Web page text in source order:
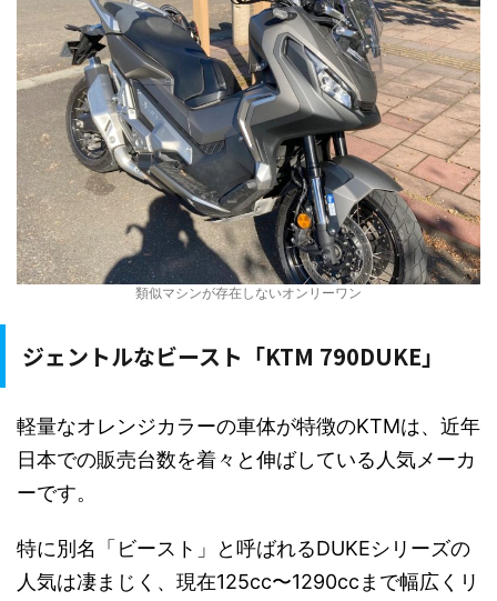
類似マシンが存在しないオンリーワン
ジェントルなビースト「KTM 790DUKE」
軽量なオレンジカラーの車体が特徴のKTMは、近年
日本での販売台数を着々と伸ばしている人気メーカ
ーです。
特に別名「ビースト」と呼ばれるDUKEシリーズの
人気は凄まじく、現在125cc〜1290ccまで幅広くリ